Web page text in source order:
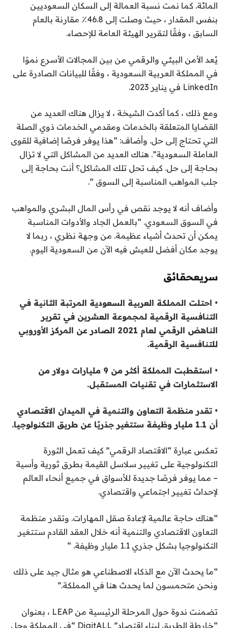
المائة. كما نمت نسبة العمالة إلى السكان السعوديين
بنفس المقدار ، حيث وصلت إلى 46.8٪ مقارنة بالعام
السابق ، وفقًا لتقرير الهيئة العامة للإحصاء.
يُعد الأمن البيئي والرقمي من بين المجالات الأسرع نموًا
في المملكة العربية السعودية ، وفقًا للبيانات الصادرة على
LinkedIn في يناير 2023.
ومع ذلك ، كما أكدت الشيخة ، لا يزال هناك العديد من
القضايا المتعلقة بالخدمات ومقدمي الخدمات ذوي الصلة
التي تحتاج إلى حل. وأضاف: “هذا يوفر فرصًا إضافية للقوى
العاملة السعودية”. هناك العديد من المشاكل التي لا تزال
بحاجة إلى حل. كيف تحل تلك المشاكل؟ أنت بحاجة إلى
جلب المواهب المناسبة إلى السوق “.
وأضاف أنه لا يوجد نقص في رأس المال البشري والمواهب
في السوق السعودي. “بالعمل الجاد والأدوات المناسبة
يمكن أن تحدث أشياء عظيمة. من وجهة نظري ، ربما لا
يوجد مكان أفضل للعيش فيه الآن من السعودية اليوم.
سريعحقائق
• احتلت المملكة العربية السعودية المرتبة الثانية في
التنافسية الرقمية لمجموعة العشرين في تقرير
الناهض الرقمي لعام 2021 الصادر عن المركز الأوروبي
للتنافسية الرقمية.
• استقطبت المملكة أكثر من 9 مليارات دولار من
الاستثمارات في تقنيات المستقبل.
• تقدر منظمة التعاون والتنمية في الميدان الاقتصادي
أن 1.1 مليار وظيفة ستتغير جذريًا عن طريق التكنولوجيا.
تعكس عبارة “الاقتصاد الرقمي” كيف تعمل الثورة
التكنولوجية على تغيير سلاسل القيمة بطرق ثورية وأسية
– مما يوفر فرصًا جديدة للأسواق في جميع أنحاء العالم
لإحداث تغيير اجتماعي واقتصادي.
“هناك حاجة عالمية لإعادة صقل المهارات. وتقدر منظمة
التعاون الاقتصادي والتنمية أنه خلال العقد القادم ستتغير
التكنولوجيا بشكل جذري 1.1 مليار وظيفة. “
“ما يحدث الآن مع الذكاء الاصطناعي هو مثال جيد على ذلك
ونحن متحمسون لما يحدث هنا في المملكة.”
تضمنت ندوة حول المرحلة الرئيسية من LEAP ، بعنوان
“خارطة الطريق لبناء اقتصاد” DigitALL “في المملكة وحل